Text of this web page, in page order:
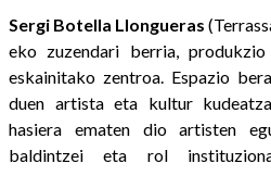
Sergi Botella Llongueras
eko zuzendari berria,
eskainitako zentroa. Espazio
duen artista eta kultur
hasiera ematen dio artisten
baldintzei eta rol